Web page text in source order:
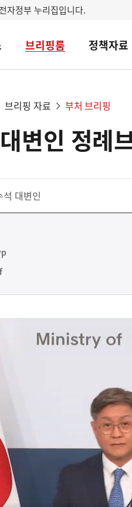
자정부 누리집입니다.
브리핑룸 정책자료
브리핑 자료 부처 브리핑
변인 정례
석 대변인